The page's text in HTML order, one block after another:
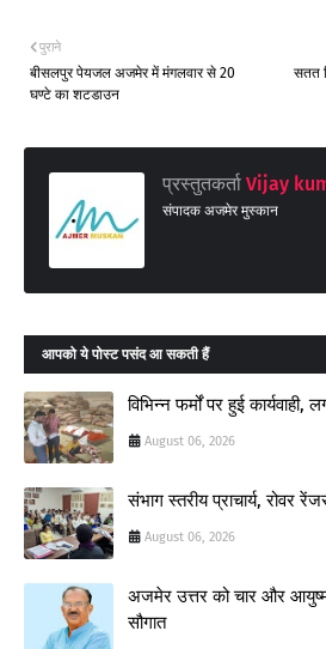
सतत
पुराने
बीसलपुर पेयजल अजमेर में मंगलवार से 20
घण्टे का शटडाउन
प्रस्तुतकर्ता Vijay
संपादक अजमेर मुस्कान
आपको ये पोस्ट पसंद आ सकती हैं
विभिन्न फर्मों पर हुई कार्यवाही,
August 06, 2026
संभाग स्तरीय प्राचार्य, रोवर
August 06, 2026
अजमेर उत्तर को चार और
सौगात